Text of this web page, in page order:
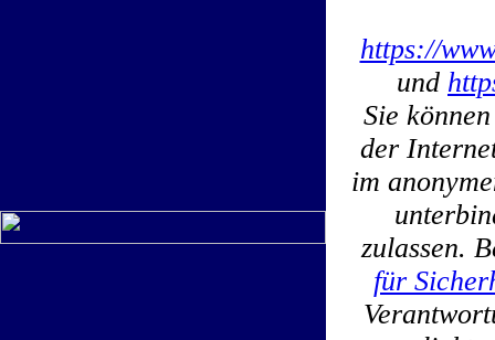
https://
und
Sie
der
im
zulassen.
für